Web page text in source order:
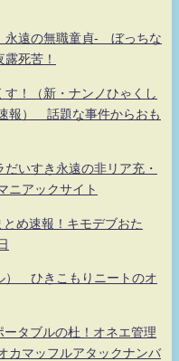
遠の無職童貞- ぼっちな
死苦！
！（新・ナンノひゃくし
報） 話題な事件からおも
いすき永遠の非リア充・
ニアックサイト
め速報！キモデブおた
） ひきこもりニートのオ
タブルの杜！オネエ管理
カマッフルアタックナンバ